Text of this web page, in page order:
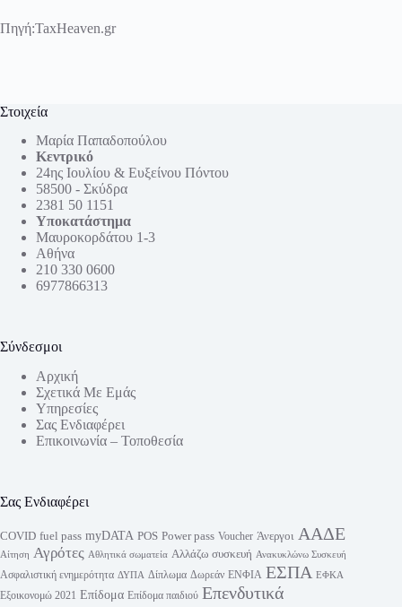
Πηγή:TaxHeaven.gr
Στοιχεία
Μαρία Παπαδοπούλου
Κεντρικό
24ης Ιουλίου & Ευξείνου Πόντου
58500 - Σκύδρα
2381 50 1151
Υποκατάστημα
Μαυροκορδάτου 1-3
Αθήνα
210 330 0600
6977866313
Σύνδεσμοι
Αρχική
Σχετικά Με Εμάς
Υπηρεσίες
Σας Ενδιαφέρει
Επικοινωνία – Τοποθεσία
Σας Ενδιαφέρει
COVID fuel pass myDATA POS Power pass Voucher Άνεργοι ΑΑΔΕ
Αίτηση Αγρότες Αθλητικά σωματεία Αλλάζω συσκευή Ανακυκλώνω Συσκευή
Ασφαλιστική ενημερότητα ΔΥΠΑ Δίπλωμα Δωρεάν ΕΝΦΙΑ ΕΣΠΑ ΕΦΚΑ
Εξοικονομώ 2021 Επίδομα Επίδομα παιδιού Επενδυτικά